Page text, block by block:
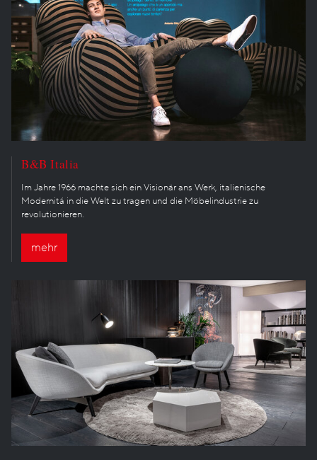
B&B Italia
Im Jahre 1966 machte sich ein Visionär ans Werk, italienische
Modernitá in die Welt zu tragen und die Möbelindustrie zu
revolutionieren.
mehr